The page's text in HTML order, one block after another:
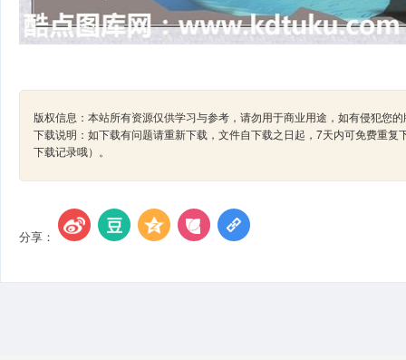
版权信息：本站所有资源仅供学习与参考，请勿用于商业用途，如有侵犯您
下载说明：如下载有问题请重新下载，文件自下载之日起，7天内可免费重
下载记录哦）。
分享：